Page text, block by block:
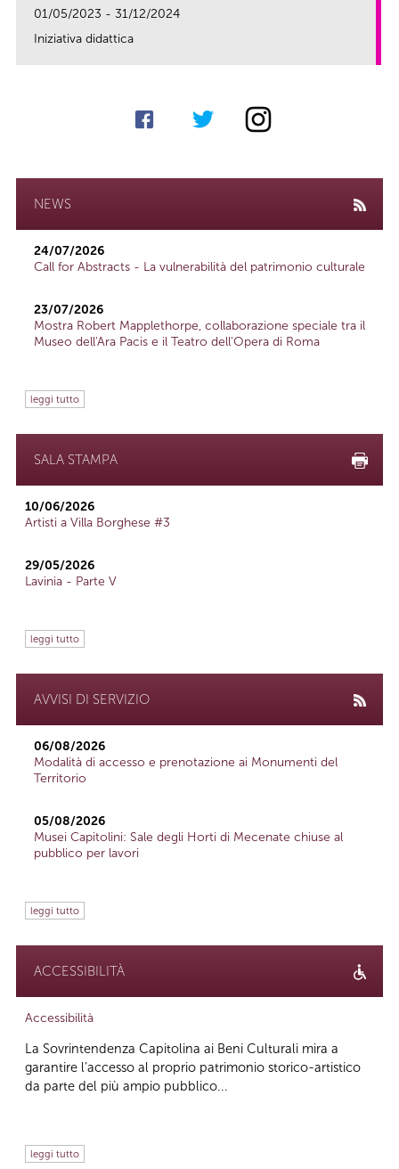
01/05/2023 - 31/12/2024
Iniziativa didattica
NEWS
24/07/2026
Call for Abstracts - La vulnerabilità del patrimonio culturale
23/07/2026
Mostra Robert Mapplethorpe, collaborazione speciale tra il
Museo dell'Ara Pacis e il Teatro dell'Opera di Roma
leggi tutto
SALA STAMPA
10/06/2026
Artisti a Villa Borghese #3
29/05/2026
Lavinia - Parte V
leggi tutto
AVVISI DI SERVIZIO
06/08/2026
Modalità di accesso e prenotazione ai Monumenti del
Territorio
05/08/2026
Musei Capitolini: Sale degli Horti di Mecenate chiuse al
pubblico per lavori
leggi tutto
ACCESSIBILITÀ
Accessibilità
La Sovrintendenza Capitolina ai Beni Culturali mira a
garantire l’accesso al proprio patrimonio storico-artistico
da parte del più ampio pubblico...
leggi tutto